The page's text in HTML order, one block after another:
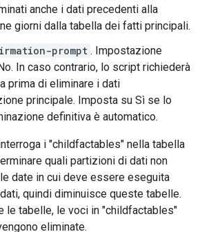
anche i dati precedenti alla
giorni dalla tabella dei fatti principali.
prompt . Impostazione
In caso contrario, lo script richiederà
prima di eliminare i dati
principale. Imposta su Sì se lo
definitiva è automatico.
i "childfactables" nella tabella
quali partizioni di dati non
date in cui deve essere eseguita
quindi diminuisce queste tabelle.
le tabelle, le voci in "childfactables"
eliminate.